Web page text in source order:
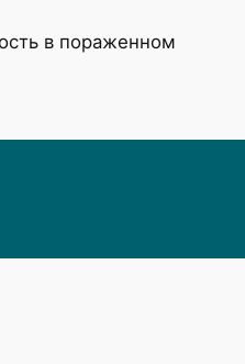
в пораженном